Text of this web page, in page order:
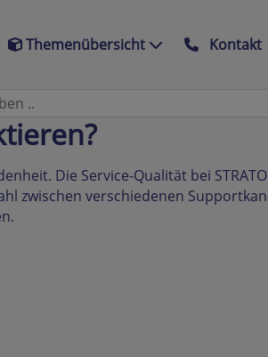
Themenübersicht Kontakt
Die Service-Qualität bei
zwischen verschiedenen